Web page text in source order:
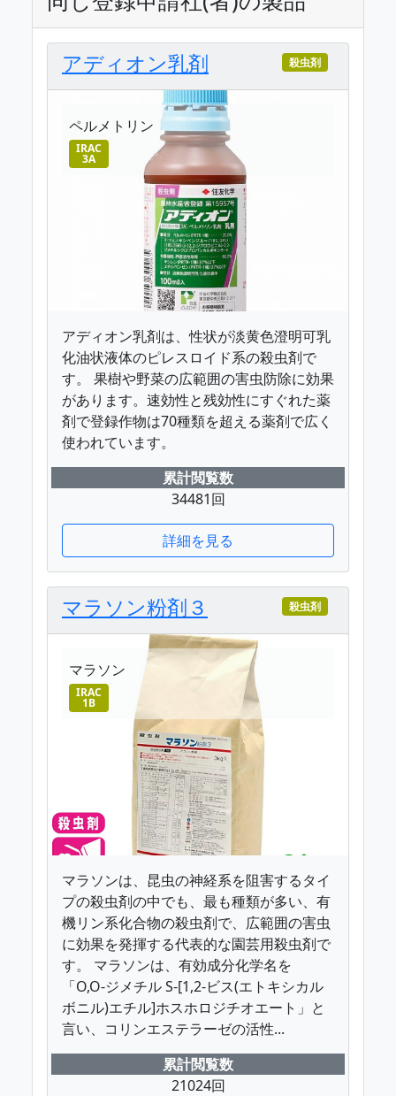
アディオン乳剤 殺虫剤
ペルメトリン
IRAC
3A
アディオン乳剤は、性状が淡黄色澄明可乳
化油状液体のピレスロイド系の殺虫剤で
す。 果樹や野菜の広範囲の害虫防除に効果
があります。速効性と残効性にすぐれた薬
剤で登録作物は70種類を超える薬剤で広く
使われています。
累計閲覧数
34481回
詳細を見る
マラソン粉剤３ 殺虫剤
マラソン
IRAC
1B
マラソンは、昆虫の神経系を阻害するタイ
プの殺虫剤の中でも、最も種類が多い、有
機リン系化合物の殺虫剤で、広範囲の害虫
に効果を発揮する代表的な園芸用殺虫剤で
す。 マラソンは、有効成分化学名を
「O,O-ジメチル S-[1,2-ビス(エトキシカル
ボニル)エチル]ホスホロジチオエート」と
言い、コリンエステラーゼの活性...
累計閲覧数
21024回